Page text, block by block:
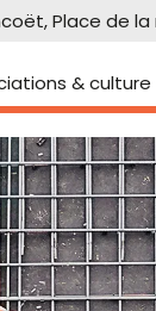
Place de la
& culture